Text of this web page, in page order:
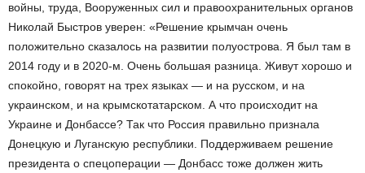
войны, труда, Вооруженных сил и правоохранительных органов
Николай Быстров уверен: «Решение крымчан очень
положительно сказалось на развитии полуострова. Я был там в
2014 году и в 2020-м. Очень большая разница. Живут хорошо и
спокойно, говорят на трех языках — и на русском, и на
украинском, и на крымскотатарском. А что происходит на
Украине и Донбассе? Так что Россия правильно признала
Донецкую и Луганскую республики. Поддерживаем решение
президента о спецоперации — Донбасс тоже должен жить